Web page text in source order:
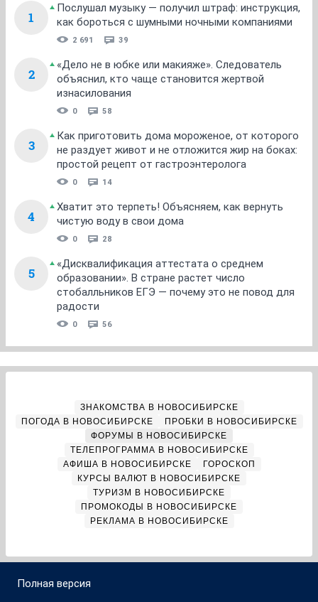
1
Послушал музыку — получил штраф: инструкция,
как бороться с шумными ночными компаниями
2 691 39
2
«Дело не в юбке или макияже». Следователь
объяснил, кто чаще становится жертвой
изнасилования
0 58
3
Как приготовить дома мороженое, от которого
не раздует живот и не отложится жир на боках:
простой рецепт от гастроэнтеролога
0 14
4
Хватит это терпеть! Объясняем, как вернуть
чистую воду в свои дома
0 28
5
«Дисквалификация аттестата о среднем
образовании». В стране растет число
стобалльников ЕГЭ — почему это не повод для
радости
0 56
ЗНАКОМСТВА В НОВОСИБИРСКЕ
ПОГОДА В НОВОСИБИРСКЕ
ПРОБКИ В НОВОСИБИРСКЕ
ФОРУМЫ В НОВОСИБИРСКЕ
ТЕЛЕПРОГРАММА В НОВОСИБИРСКЕ
АФИША В НОВОСИБИРСКЕ
ГОРОСКОП
КУРСЫ ВАЛЮТ В НОВОСИБИРСКЕ
ТУРИЗМ В НОВОСИБИРСКЕ
ПРОМОКОДЫ В НОВОСИБИРСКЕ
РЕКЛАМА В НОВОСИБИРСКЕ
Полная версия